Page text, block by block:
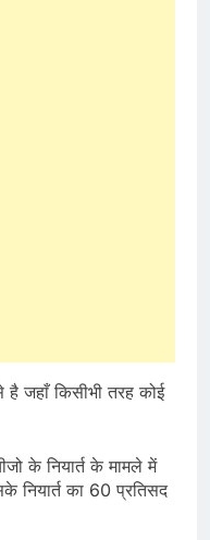
है जहाँ किसीभी तरह कोई
के नियार्त के मामले में
नियार्त का 60 प्रतिसद